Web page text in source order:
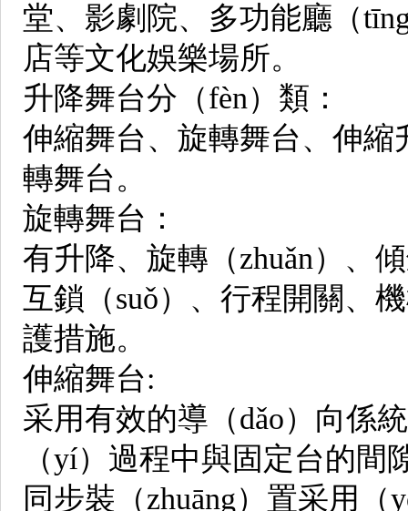
堂、影劇院、多功能廳（
店等文化娛樂場所。
升降舞台分（fèn）類：
伸縮舞台、旋轉舞台、伸縮
轉舞台。
旋轉舞台：
有升降、旋轉（zhuǎn）、
互鎖（suǒ）、行程開關、
護措施。
伸縮舞台:
采用有效的導（dǎo）向係
（yí）過程中與固定台的
同步裝（zhuāng）置采用